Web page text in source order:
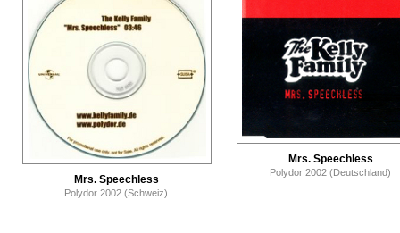
Mrs. Speechless
Polydor 2002 (Schweiz)
Mrs. Speechless
Polydor 2002 (Deutschland)